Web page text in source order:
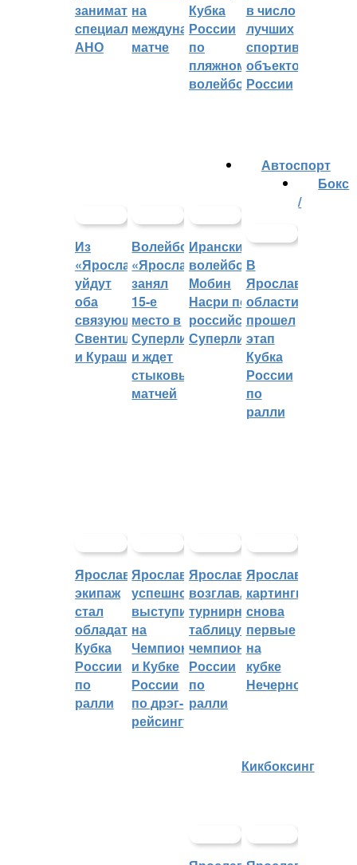
заниматься
специальное
АНО
на
международном
матче
Кубка
России
по
пляжному
волейболу
в число
лучших
спортивных
объектов
России
Из
«Ярославича»
уйдут
оба
связующих:
Свентицкис
и Кураш
Волейбольный
«Ярославич»
занял
15-е
место в
Суперлиге
и ждет
стыковых
матчей
Иранский
волейболист
Мобин
Насри покинет
российскую
Суперлигу
Автоспорт
В
Ярославской
области
прошел
этап
Кубка
России
по
ралли
Ярославский
экипаж
стал
обладателем
Кубка
России
по
ралли
Ярославцы
успешно
выступили
на
Чемпионате
и Кубке
России
по дрэг-
рейсингу
Ярославцы
возглавляют
турнирную
таблицу
чемпионата
России
по
ралли
Ярославские
картингисты
снова
первые
на
кубке
Нечерноземья
Бокс
/
Кикбоксинг